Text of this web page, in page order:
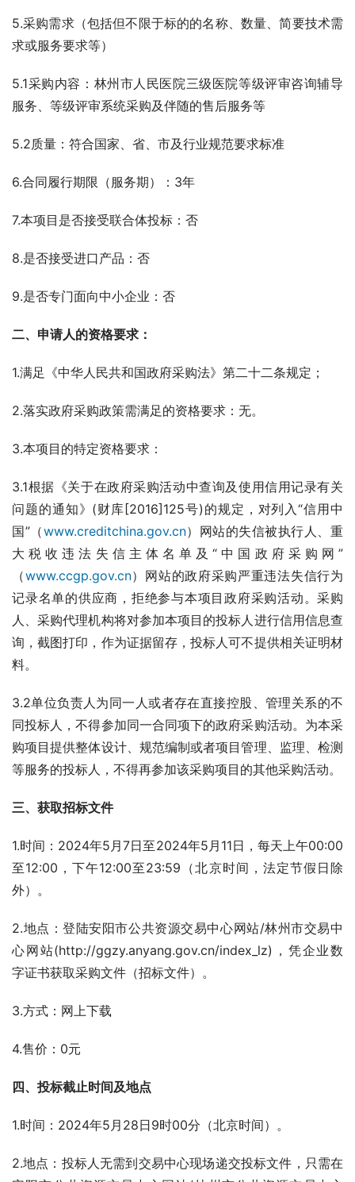
5.采购需求（包括但不限于标的的名称、数量、简要技术需
求或服务要求等）
5.1采购内容：林州市人民医院三级医院等级评审咨询辅导
服务、等级评审系统采购及伴随的售后服务等
5.2质量：符合国家、省、市及行业规范要求标准
6.合同履行期限（服务期）：3年
7.本项目是否接受联合体投标：否
8.是否接受进口产品：否
9.是否专门面向中小企业：否
二、申请人的资格要求：
1.满足《中华人民共和国政府采购法》第二十二条规定；
2.落实政府采购政策需满足的资格要求：无。
3.本项目的特定资格要求：
3.1根据《关于在政府采购活动中查询及使用信用记录有关
问题的通知》(财库[2016]125号)的规定，对列入“信用中
国”（www.creditchina.gov.cn）网站的失信被执行人、重
大税收违法失信主体名单及“中国政府采购网”
（www.ccgp.gov.cn）网站的政府采购严重违法失信行为
记录名单的供应商，拒绝参与本项目政府采购活动。采购
人、采购代理机构将对参加本项目的投标人进行信用信息查
询，截图打印，作为证据留存，投标人可不提供相关证明材
料。
3.2单位负责人为同一人或者存在直接控股、管理关系的不
同投标人，不得参加同一合同项下的政府采购活动。为本采
购项目提供整体设计、规范编制或者项目管理、监理、检测
等服务的投标人，不得再参加该采购项目的其他采购活动。
三、获取招标文件
1.时间：2024年5月7日至2024年5月11日，每天上午00:00
至12:00，下午12:00至23:59（北京时间，法定节假日除
外）。
2.地点：登陆安阳市公共资源交易中心网站/林州市交易中
心网站(http://ggzy.anyang.gov.cn/index_lz)，凭企业数
字证书获取采购文件（招标文件）。
3.方式：网上下载
4.售价：0元
四、投标截止时间及地点
1.时间：2024年5月28日9时00分（北京时间）。
2.地点：投标人无需到交易中心现场递交投标文件，只需在